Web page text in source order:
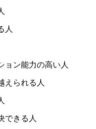
人
ョン能力の高い人
えられる人
できる人